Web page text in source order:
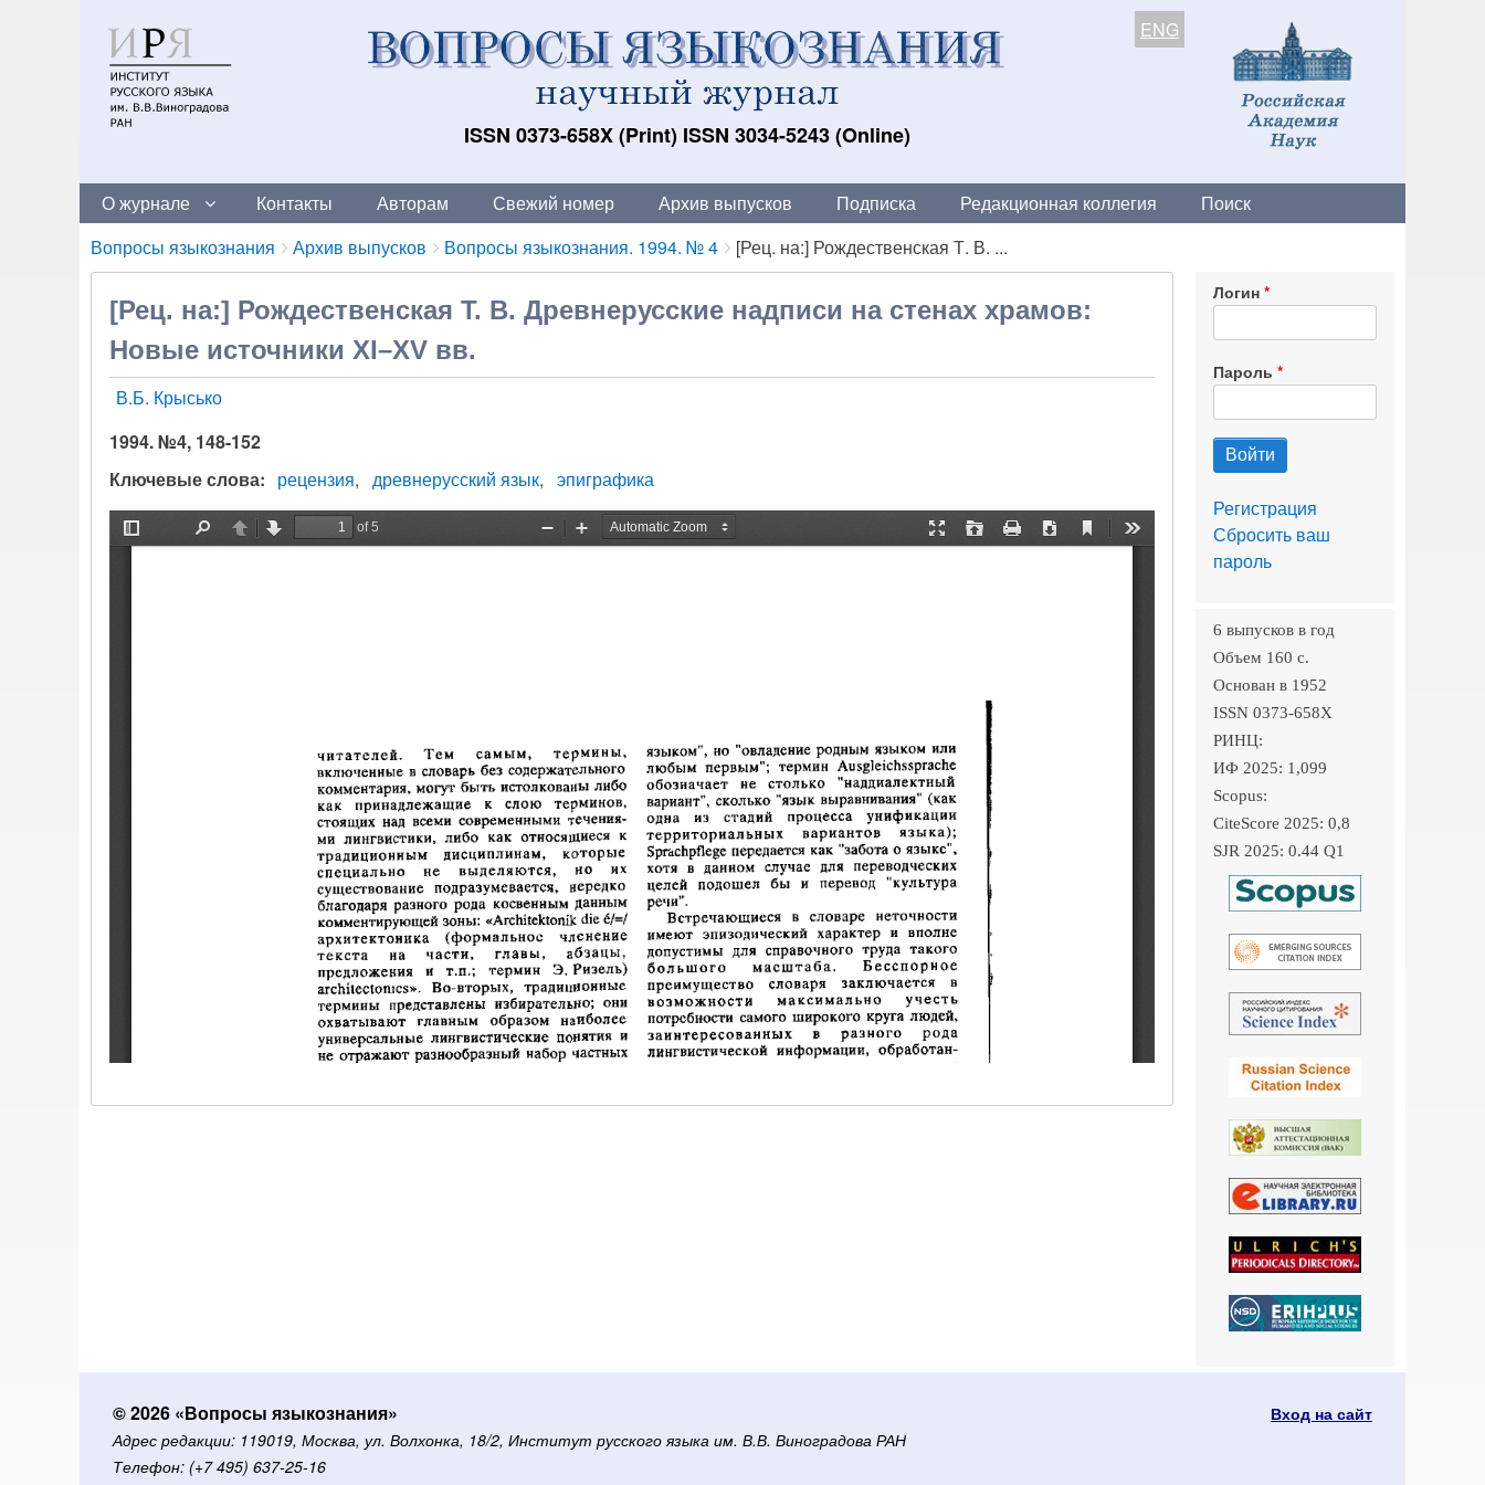
ISSN 0373-658X (Print) ISSN 3034-5243 (Online)
ENG
О журнале Контакты Авторам Свежий номер Архив выпусков Подписка Редакционная коллегия Поиск
Breadcrumbs
You
are
here:
Вопросы языкознания Архив выпусков Вопросы языкознания. 1994. № 4 [Рец. на:] Рождественская Т. В. ...
[Рец. на:] Рождественская Т. В. Древнерусские надписи на стенах храмов:
Новые источники XI–XV вв.
В.Б. Крысько
1994. №4, 148-152
Ключевые слова
рецензия древнерусский язык эпиграфика
Логин
Пароль
Регистрация
Сбросить ваш
пароль
6 выпусков в год
Объем 160 c.
Основан в 1952
ISSN 0373-658X
РИНЦ:
ИФ 2025: 1,099
Scopus:
CiteScore 2025: 0,8
SJR 2025: 0.44 Q1
© 2026 «Вопросы языкознания»
Адрес редакции: 119019, Москва, ул. Волхонка, 18/2, Институт русского языка им. В.В. Виноградова РАН
Телефон: (+7 495) 637-25-16
Вход на сайт